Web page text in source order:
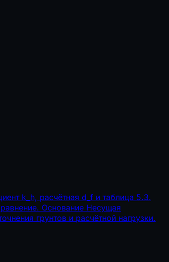
k_h, расчётная d_f и таблица 5.3.
Основание Несущая
грунтов и расчётной нагрузки.